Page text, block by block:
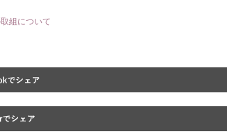
組について